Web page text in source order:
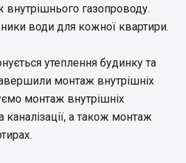
газопроводу.
води для кожної квартири.
утеплення будинку та
монтаж внутрішніх
монтаж внутрішніх
а також монтаж